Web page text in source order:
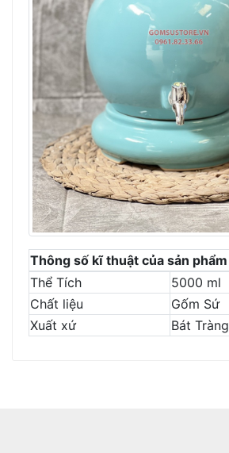
Thông số kĩ thuật của sản phẩm
Thể Tích
5000 ml
Chất liệu
Gốm Sứ
Xuất xứ
Bát Tràng